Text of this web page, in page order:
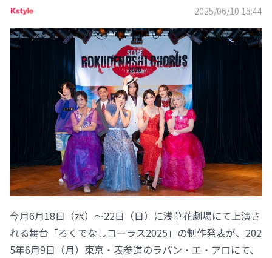
2025/06/10 15:44
今月6月18日（水）～22日（日）に浅草花劇場にて上演さ
れる舞台「ろくでなしコーラス2025」の制作発表が、202
5年6月9日（月）東京・表参道のラパン・エ・アロにて、